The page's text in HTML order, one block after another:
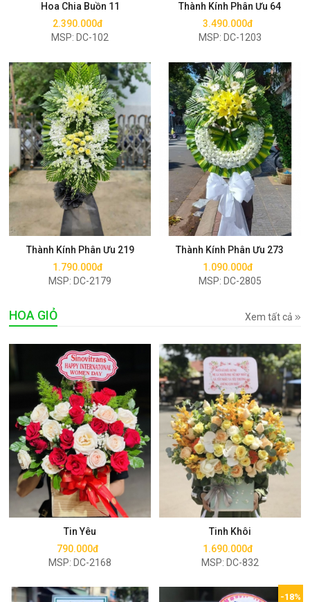
Hoa Chia Buồn 11
2.390.000đ
MSP: DC-102
Thành Kính Phân Ưu 64
3.490.000đ
MSP: DC-1203
Thành Kính Phân Ưu 219
1.790.000đ
MSP: DC-2179
Mua ngay
Thành Kính Phân Ưu 273
1.090.000đ
MSP: DC-2805
Mua ngay
HOA GIỎ Xem tất cả
Tin Yêu
790.000đ
MSP: DC-2168
Mua ngay
Tinh Khôi
1.690.000đ
MSP: DC-832
Mua ngay
-18%